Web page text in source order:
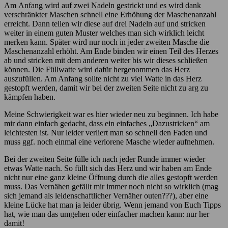
Am Anfang wird auf zwei Nadeln gestrickt und es wird dank
verschränkter Maschen schnell eine Erhöhung der Maschenanzahl
erreicht. Dann teilen wir diese auf drei Nadeln auf und stricken
weiter in einem guten Muster welches man sich wirklich leicht
merken kann. Später wird nur noch in jeder zweiten Masche die
Maschenanzahl erhöht. Am Ende binden wir einen Teil des Herzes
ab und stricken mit dem anderen weiter bis wir dieses schließen
können. Die Füllwatte wird dafür hergenommen das Herz
auszufüllen. Am Anfang sollte nicht zu viel Watte in das Herz
gestopft werden, damit wir bei der zweiten Seite nicht zu arg zu
kämpfen haben.
Meine Schwierigkeit war es hier wieder neu zu beginnen. Ich habe
mir dann einfach gedacht, dass ein einfaches „Dazustricken“ am
leichtesten ist. Nur leider verliert man so schnell den Faden und
muss ggf. noch einmal eine verlorene Masche wieder aufnehmen.
Bei der zweiten Seite fülle ich nach jeder Runde immer wieder
etwas Watte nach. So füllt sich das Herz und wir haben am Ende
nicht nur eine ganz kleine Öffnung durch die alles gestopft werden
muss. Das Vernähen gefällt mir immer noch nicht so wirklich (mag
sich jemand als leidenschaftlicher Vernäher outen???), aber eine
kleine Lücke hat man ja leider übrig. Wenn jemand von Euch Tipps
hat, wie man das umgehen oder einfacher machen kann: nur her
damit!